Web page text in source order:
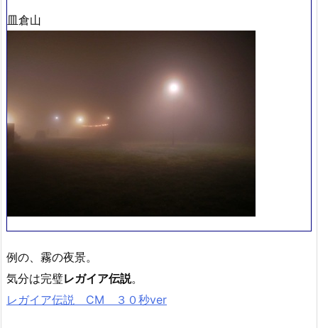
皿倉山
例の、霧の夜景。
気分は完璧レガイア伝説。
レガイア伝説 CM ３０秒ver